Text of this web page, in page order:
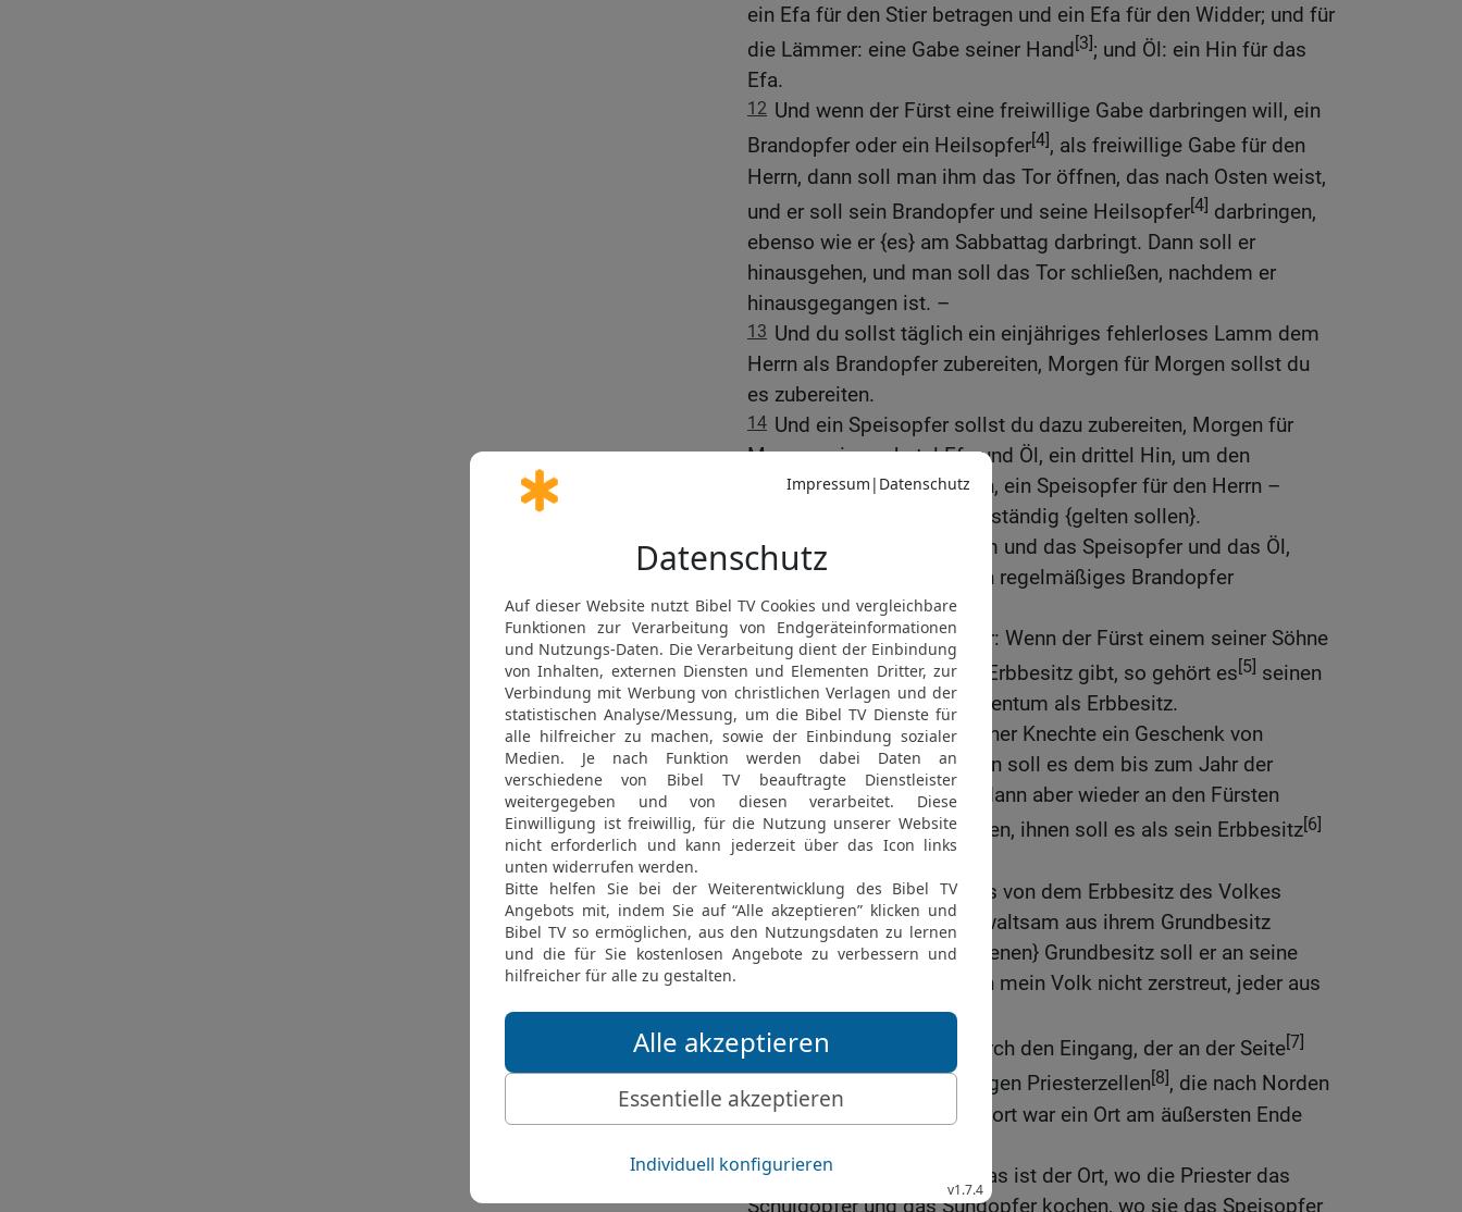
ein Efa für den Stier betragen und ein Efa für den Widder; und für
die Lämmer: eine Gabe seiner Hand[3]; und Öl: ein Hin für das
Efa.
12 Und wenn der Fürst eine freiwillige Gabe darbringen will, ein
Brandopfer oder ein Heilsopfer[4], als freiwillige Gabe für den
Herrn, dann soll man ihm das Tor öffnen, das nach Osten weist,
und er soll sein Brandopfer und seine Heilsopfer[4] darbringen,
ebenso wie er {es} am Sabbattag darbringt. Dann soll er
hinausgehen, und man soll das Tor schließen, nachdem er
hinausgegangen ist. –
13 Und du sollst täglich ein einjähriges fehlerloses Lamm dem
Herrn als Brandopfer zubereiten, Morgen für Morgen sollst du
es zubereiten.
14 Und ein Speisopfer sollst du dazu zubereiten, Morgen für
Morgen: ein sechstel Efa und Öl, ein drittel Hin, um den
Weizengrieß zu befeuchten, ein Speisopfer für den Herrn –
ewige Ordnungen {, die} beständig {gelten sollen}.
15 Und man soll das Lamm und das Speisopfer und das Öl,
Morgen für Morgen, als ein regelmäßiges Brandopfer
darbringen.
16
So spricht der Herr, Herr: Wenn der Fürst einem seiner Söhne
ein Geschenk aus seinem Erbbesitz gibt, so gehört es[5] seinen
Söhnen, es ist ihr Grundeigentum als Erbbesitz.
17 Wenn er aber einem seiner Knechte ein Geschenk von
seinem Erbbesitz gibt, dann soll es dem bis zum Jahr der
Freilassung gehören, soll dann aber wieder an den Fürsten
kommen. Nur seinen Söhnen, ihnen soll es als sein Erbbesitz[6]
18 Und der Fürst soll nichts von dem Erbbesitz des Volkes
nehmen, sodass er sie gewaltsam aus ihrem Grundbesitz
verdrängt; von seinem {eigenen} Grundbesitz soll er an seine
Söhne vererben, damit sich mein Volk nicht zerstreut, jeder aus
seinem Grundbesitz.
19 Und er brachte mich durch den Eingang, der an der Seite[7]
des Tores war, zu den heiligen Priesterzellen[8], die nach Norden
gerichtet sind, und siehe, dort war ein Ort am äußersten Ende
20 Und er sprach zu mir: Das ist der Ort, wo die Priester das
Schuldopfer und das Sündopfer kochen, wo sie das Speisopfer